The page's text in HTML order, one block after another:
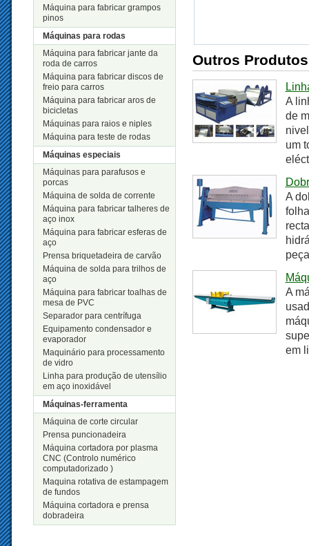
Máquina para fabricar grampos
pinos
Máquinas para rodas
Máquina para fabricar jante da
roda de carros
Máquina para fabricar discos de
freio para carros
Máquina para fabricar aros de
bicicletas
Máquinas para raios e niples
Máquina para teste de rodas
Máquinas especiais
Máquinas para parafusos e
porcas
Máquina de solda de corrente
Máquina para fabricar talheres de
aço inox
Máquina para fabricar esferas de
aço
Prensa briquetadeira de carvão
Máquina de solda para trilhos de
aço
Máquina para fabricar toalhas de
mesa de PVC
Separador para centrífuga
Equipamento condensador e
evaporador
Maquinário para processamento
de vidro
Linha para produção de utensílio
em aço inoxidável
Máquinas-ferramenta
Máquina de corte circular
Prensa puncionadeira
Máquina cortadora por plasma
CNC (Controlo numérico
computadorizado )
Maquina rotativa de estampagem
de fundos
Máquina cortadora e prensa
dobradeira
Outros Produtos
A
de
um
A
A
em